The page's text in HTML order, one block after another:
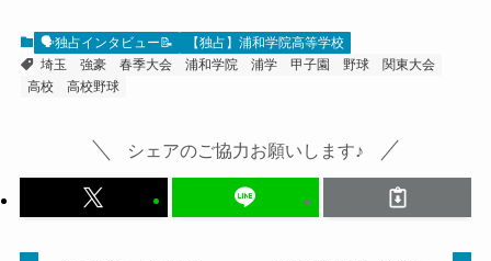
🗣️独占インタビュー📝
【独占】浦和学院高等学校
埼玉
強豪 春季大会 浦和学院 浦学 甲子園 野球
関東大会
高校
高校野球
シェアのご協力お願いします♪